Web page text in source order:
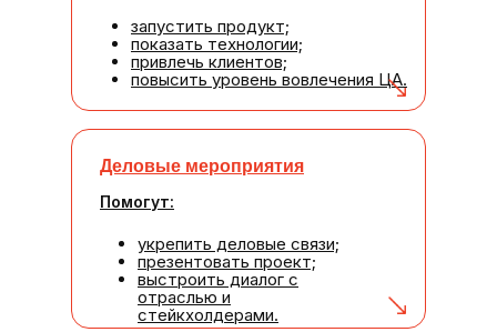
укрепить деловые связи;
презентовать проект;
выстроить диалог с
отраслью и
стейкхолдерами.
Помогут:
Деловые мероприятия
запустить продукт;
показать технологии;
привлечь клиентов;
повысить уровень вовлечения ЦА.